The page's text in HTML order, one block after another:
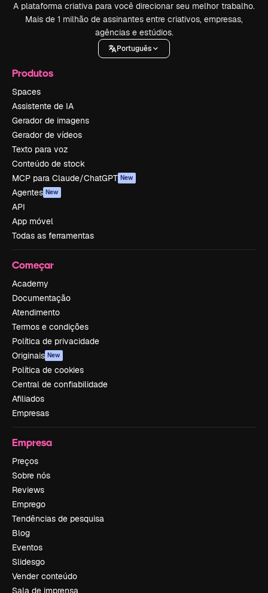
A plataforma criativa para você direcionar seu melhor trabalho.
Mais de 1 milhão de assinantes entre criativos, empresas,
agências e estúdios.
Português
Produtos
Spaces
Assistente de IA
Gerador de imagens
Gerador de vídeos
Texto para voz
Conteúdo de stock
MCP para Claude/ChatGPT New
Agentes New
API
App móvel
Todas as ferramentas
Começar
Academy
Documentação
Atendimento
Termos e condições
Política de privacidade
Originais New
Política de cookies
Central de confiabilidade
Afiliados
Empresas
Empresa
Preços
Sobre nós
Reviews
Emprego
Tendências de pesquisa
Blog
Eventos
Slidesgo
Vender conteúdo
Sala de imprensa